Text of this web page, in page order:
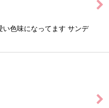
色味になってます サンデ